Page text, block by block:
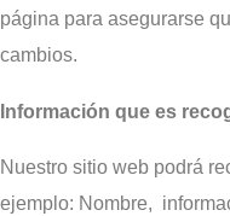
página para asegurarse
cambios.
Información que es
Nuestro sitio web podrá
ejemplo: Nombre,